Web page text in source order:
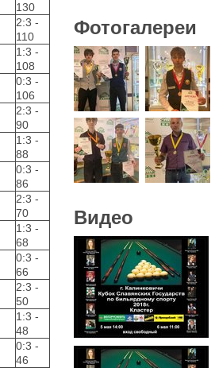
130
2:3 -
110
1:3 -
108
0:3 -
106
2:3 -
90
1:3 -
88
0:3 -
86
2:3 -
70
1:3 -
68
0:3 -
66
2:3 -
50
1:3 -
48
0:3 -
46
Фотогалереи
Видео